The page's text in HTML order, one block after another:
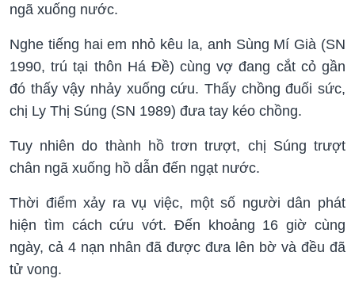
ngã xuống nước.
Nghe tiếng hai em nhỏ kêu la, anh Sùng Mí Già (SN
1990, trú tại thôn Há Đề) cùng vợ đang cắt cỏ gần
đó thấy vậy nhảy xuống cứu. Thấy chồng đuối sức,
chị Ly Thị Súng (SN 1989) đưa tay kéo chồng.
Tuy nhiên do thành hồ trơn trượt, chị Súng trượt
chân ngã xuống hồ dẫn đến ngạt nước.
Thời điểm xảy ra vụ việc, một số người dân phát
hiện tìm cách cứu vớt. Đến khoảng 16 giờ cùng
ngày, cả 4 nạn nhân đã được đưa lên bờ và đều đã
tử vong.